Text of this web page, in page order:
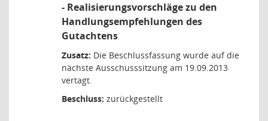
- Realisierungsvorschläge zu den
Handlungsempfehlungen des
Gutachtens
Zusatz: Die Beschlussfassung wurde auf die
nächste Ausschusssitzung am 19.09.2013
vertagt.
Beschluss: zurückgestellt